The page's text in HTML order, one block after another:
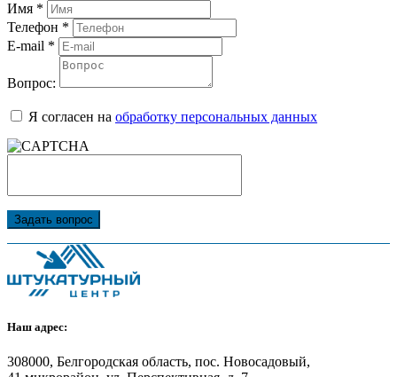
Имя *
Телефон *
E-mail *
Вопрос:
Я согласен на обработку персональных данных
Задать вопрос
Наш адрес:
308000, Белгородская область, пос. Новосадовый,